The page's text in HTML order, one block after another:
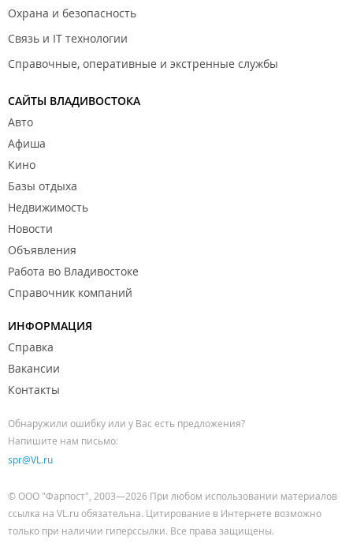
Охрана и безопасность
Связь и IT технологии
Справочные, оперативные и экстренные службы
САЙТЫ ВЛАДИВОСТОКА
Авто
Афиша
Кино
Базы отдыха
Недвижимость
Новости
Объявления
Работа во Владивостоке
Справочник компаний
ИНФОРМАЦИЯ
Справка
Вакансии
Контакты
Обнаружили ошибку или у Вас есть предложения?
Напишите нам письмо:
spr@VL.ru
© ООО "Фарпост", 2003—2026 При любом использовании материалов
ссылка на VL.ru обязательна. Цитирование в Интернете возможно
только при наличии гиперссылки. Все права защищены.